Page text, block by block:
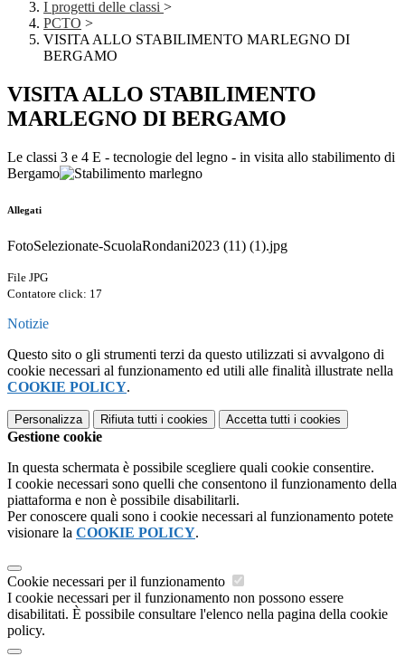
I progetti delle classi >
PCTO >
VISITA ALLO STABILIMENTO MARLEGNO DI
BERGAMO
VISITA ALLO STABILIMENTO
MARLEGNO DI BERGAMO
Le classi 3 e 4 E - tecnologie del legno - in visita allo stabilimento di
Bergamo
Allegati
FotoSelezionate-ScuolaRondani2023 (11) (1).jpg
File JPG
Contatore click: 17
Notizie
Questo sito o gli strumenti terzi da questo utilizzati si avvalgono di
cookie necessari al funzionamento ed utili alle finalità illustrate nella
COOKIE POLICY.
Personalizza Rifiuta tutti i cookies Accetta tutti i cookies
Gestione cookie
In questa schermata è possibile scegliere quali cookie consentire.
I cookie necessari sono quelli che consentono il funzionamento della
piattaforma e non è possibile disabilitarli.
Per conoscere quali sono i cookie necessari al funzionamento potete
visionare la COOKIE POLICY.
Cookie necessari per il funzionamento
I cookie necessari per il funzionamento non possono essere
disabilitati. È possibile consultare l'elenco nella pagina della cookie
policy.